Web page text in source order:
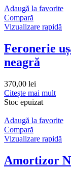
Adaugă la favorite
Compară
Vizualizare rapidă
Feronerie
neagră
370,00 lei
Citește mai mult
Stoc epuizat
Adaugă la favorite
Compară
Vizualizare rapidă
Amortizor